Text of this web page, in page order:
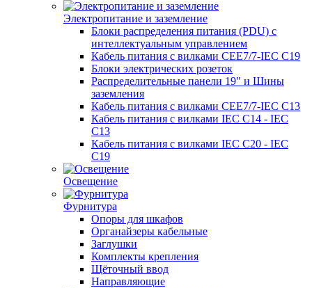
Электропитание и заземление
Блоки распределения питания (PDU) с
интеллектуальным управлением
Кабель питания с вилками CEE7/7-IEC C19
Блоки электрических розеток
Распределительные панели 19" и Шины
заземления
Кабель питания с вилками CEE7/7-IEC C13
Кабель питания с вилками IEC C14 - IEC
C13
Кабель питания с вилками IEC C20 - IEC
C19
Освещение
Фурнитура
Опоры для шкафов
Органайзеры кабельные
Заглушки
Комплекты крепления
Щёточный ввод
Направляющие